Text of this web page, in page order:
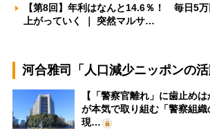
【第8回】年利はなんと14.6％！ 毎日5
上がっていく ｜ 突然マルサ…
河合雅司「人口減少ニッポンの活
【「警察官離れ」に歯止め
が本気で取り組む「警察組
現…